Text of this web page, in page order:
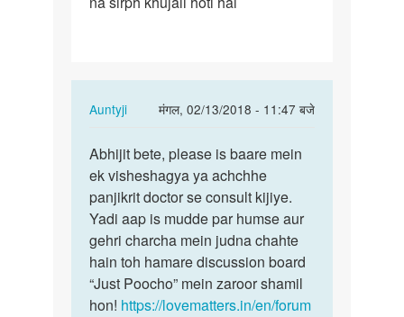
Auntyji
मंगल, 02/13/2018 - 11:47 बजे
In
to
Mam
hasthmai
se
kya
yah
ho…
by
Abhijit
bete,
please
is…
Abhijit bete, please is baare mein
ek visheshagya ya achchhe
panjikrit doctor se consult kijiye.
Yadi aap is mudde par humse aur
gehri charcha mein judna chahte
hain toh hamare discussion board
“Just Poocho” mein zaroor shamil
hon! https://lovematters.in/en/forum